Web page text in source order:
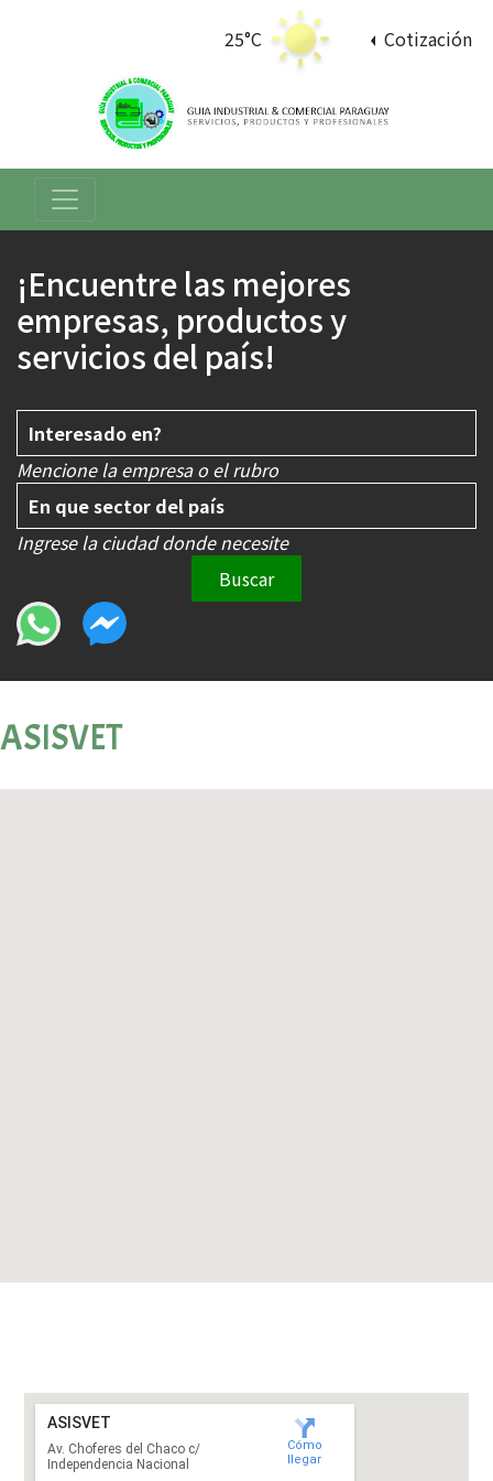
25°C Cotización
¡Encuentre las mejores
empresas, productos y
servicios del país!
Mencione la empresa o el rubro
Ingrese la ciudad donde necesite
Buscar
ASISVET
ASISVET
Av. Choferes del Chaco c/
Independencia Nacional
Cómo
llegar